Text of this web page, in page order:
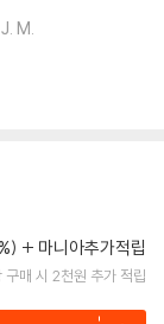
M.
마니아추가적립
구매 시 2천원 추가 적립